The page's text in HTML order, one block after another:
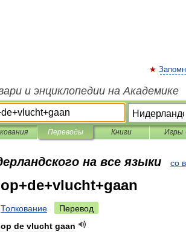
и энциклопедии на Академике
Переводы Книги Игры
на все языки со
op+de+vlucht+gaan
Толкование Перевод
op de vlucht gaan